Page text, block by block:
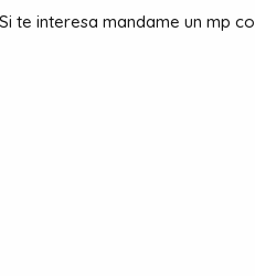
interesa mandame un mp